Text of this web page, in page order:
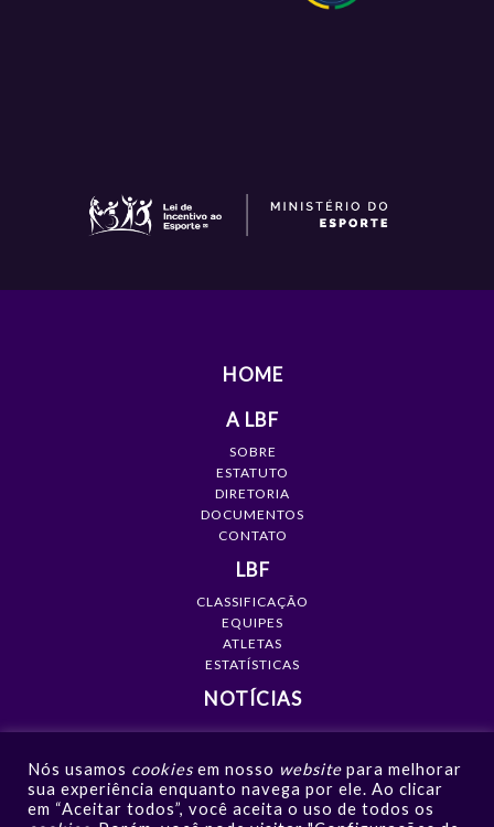
HOME
A LBF
SOBRE
ESTATUTO
DIRETORIA
DOCUMENTOS
CONTATO
LBF
CLASSIFICAÇÃO
EQUIPES
ATLETAS
ESTATÍSTICAS
NOTÍCIAS
GALERIAS
VÍDEOS
NOTÍCIAS
Nós usamos cookies em nosso website para melhorar
sua experiência enquanto navega por ele. Ao clicar
em “Aceitar todos”, você aceita o uso de todos os